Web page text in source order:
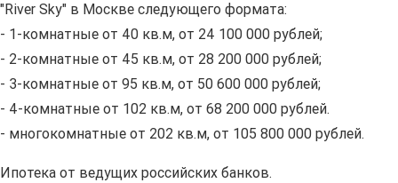
"River Sky" в Москве следующего формата:
- 1-комнатные от 40 кв.м, от 24 100 000 рублей;
- 2-комнатные от 45 кв.м, от 28 200 000 рублей;
- 3-комнатные от 95 кв.м, от 50 600 000 рублей;
- 4-комнатные от 102 кв.м, от 68 200 000 рублей.
- многокомнатные от 202 кв.м, от 105 800 000 рублей.
Ипотека от ведущих российских банков.